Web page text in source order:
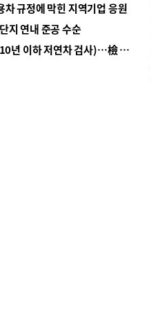
규정에 막힌 지역기업 응원
지 연내 준공 수순
■ 검사 신분 버리고 직급하향(10년 이하 저연차 검사)…檢 중수청행 기피